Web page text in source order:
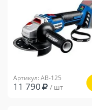
Артикул: AB-125
11 790 / шт